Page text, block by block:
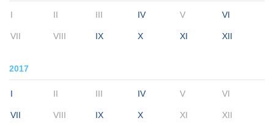
I II III IV V VI
VII VIII IX X XI XII
2017
I II III IV V VI
VII VIII IX X XI XII